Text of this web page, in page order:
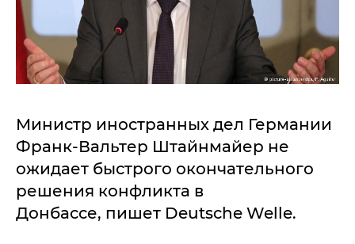
Министр иностранных дел Германии
Франк-Вальтер Штайнмайер не
ожидает быстрого окончательного
решения конфликта в
Донбассе, пишет Deutsche Welle.